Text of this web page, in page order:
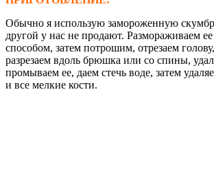
Обычно я использую замороженную
другой у нас не продают. Размораживаем
способом, затем потрошим, отрезаем
разрезаем вдоль брюшка или со спины,
промываем ее, даем стечь воде, затем
и все мелкие кости.